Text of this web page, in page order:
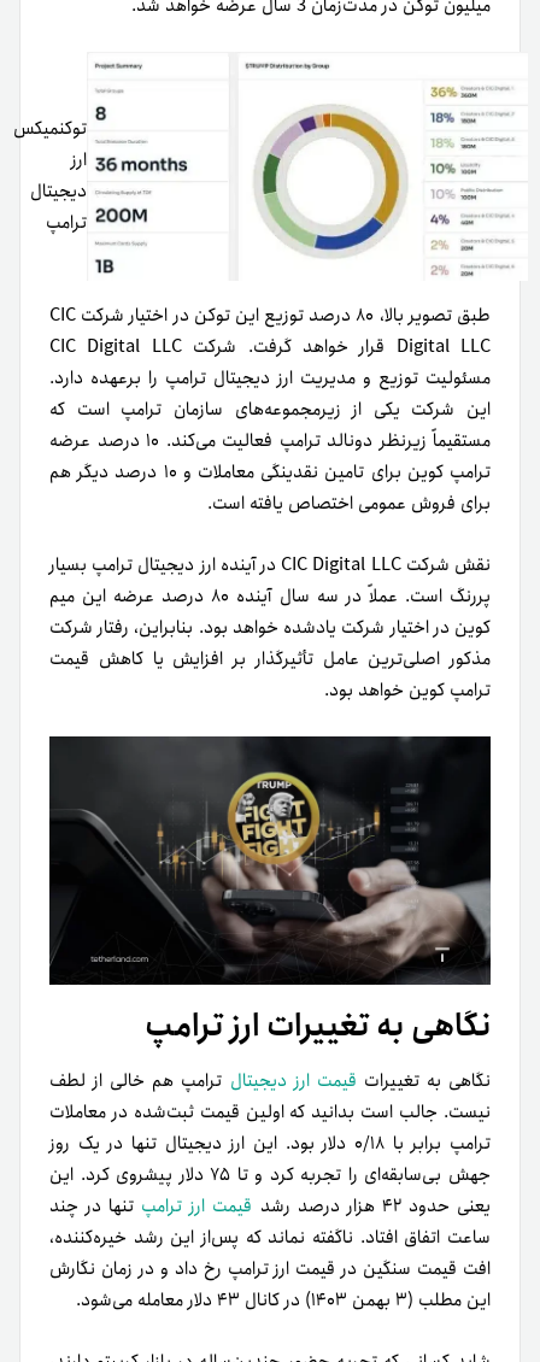
میلیون توکن در مدت‌زمان 3 سال عرضه خواهد شد.
توکنمیکس
ارز
دیجیتال
ترامپ
طبق تصویر بالا‌، ۸۰ درصد توزیع این توکن در اختیار شرکت CIC
Digital LLC قرار خواهد گرفت. شرکت CIC Digital LLC
مسئولیت توزیع و مدیریت ارز دیجیتال ترامپ را بر‌عهده دارد.
این شرکت یکی از زیرمجموعه‌های سازمان ترامپ است که
مستقیماً زیرنظر دونالد ترامپ فعالیت می‌کند. ۱۰ درصد عرضه
ترامپ کوین برای تامین نقدینگی معاملات و ۱۰ درصد دیگر هم
برای فروش عمومی اختصاص یافته است.
نقش شرکت CIC Digital LLC در آینده ارز دیجیتال ترامپ بسیار
پررنگ است. عملاً در سه سال آینده ۸۰ درصد عرضه این میم
کوین در اختیار شرکت یاد‌شده خواهد بود. بنابراین، رفتار شرکت
مذکور اصلی‌ترین عامل تأثیرگذار بر افزایش یا کاهش قیمت
ترامپ کوین خواهد بود.
نگاهی به تغییرات ارز ترامپ
نگاهی به تغییرات قیمت ارز دیجیتال ترامپ هم خالی از لطف
نیست. جالب است بدانید که اولین قیمت ثبت‌شده در معاملات
ترامپ برابر با ۰/۱۸ دلار بود. این ارز دیجیتال تنها در یک روز
جهش بی‌سابقه‌ای را تجربه کرد و تا ۷۵ دلار پیشروی کرد. این
یعنی حدود ۴۲ هزار درصد رشد
قیمت ارز ترامپ تنها در چند
ساعت اتفاق افتاد. ناگفته نماند که پس‌از این رشد خیره‌کننده،
افت قیمت سنگین در قیمت ارز ترامپ رخ داد و در زمان نگارش
این مطلب (۳ بهمن ۱۴۰۳) در کانال ۴۳ دلار معامله می‌شود.